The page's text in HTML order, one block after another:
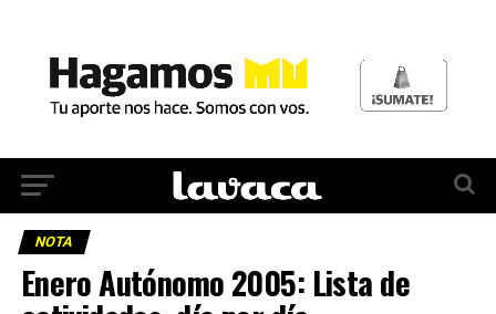
NOTA
Enero Autónomo 2005: Lista de